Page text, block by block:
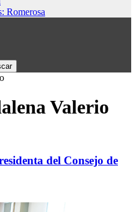
Romerosa
Valerio
del Consejo de